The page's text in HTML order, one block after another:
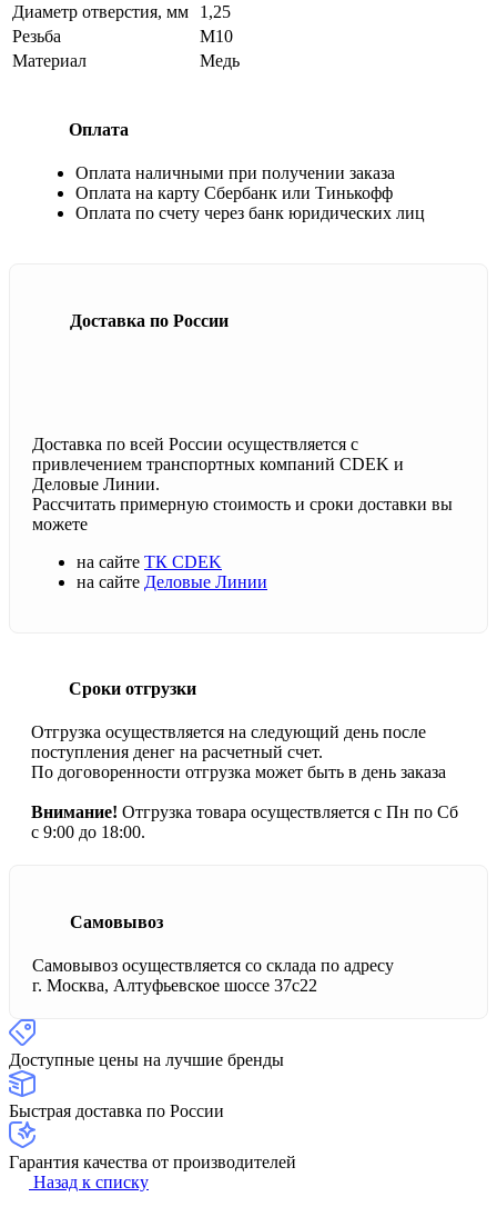
Диаметр отверстия, мм
1,25
Резьба
М10
Материал
Медь
Оплата
Оплата наличными при получении заказа
Оплата на карту Сбербанк или Тинькофф
Оплата по счету через банк юридических лиц
Доставка по России
Доставка по всей России осуществляется с
привлечением транспортных компаний CDEK и
Деловые Линии.
Рассчитать примерную стоимость и сроки доставки вы
можете
на сайте ТК CDEK
на сайте Деловые Линии
Сроки отгрузки
Отгрузка осуществляется на следующий день после
поступления денег на расчетный счет.
По договоренности отгрузка может быть в день заказа
Внимание! Отгрузка товара осуществляется с Пн по Сб
с 9:00 до 18:00.
Самовывоз
Самовывоз осуществляется со склада по адресу
г. Москва, Алтуфьевское шоссе 37с22
Доступные цены на лучшие бренды
Быстрая доставка по России
Гарантия качества от производителей
Назад к списку